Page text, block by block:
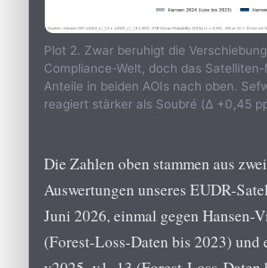
Plot 2. Zwar beruhigt die
Compliance-Welt, doch das
Anteile in beiden AOIs nach oben.
reagiert stärker als Soubré (Δ +0,45
Die Zahlen oben stammen aus
Auswertungen unseres EUDR-
Juni 2026, einmal gegen Hansen-
(Forest-Loss-Daten bis 2023) und